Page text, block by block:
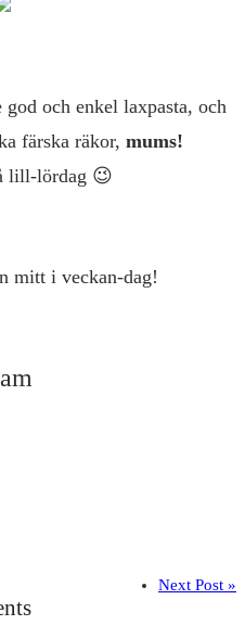
och enkel laxpasta, och
färska räkor, mums!
lill-lördag 😉
mitt i veckan-dag!
Next Post »